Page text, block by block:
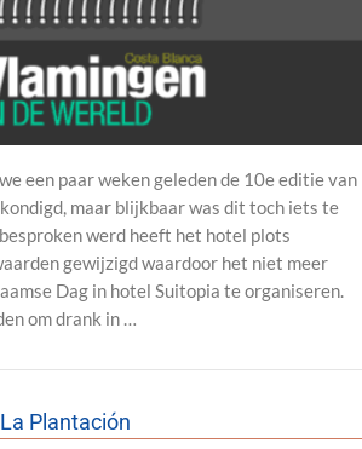
een paar weken geleden de 10e editie van
maar blijkbaar was dit toch iets te
werd heeft het hotel plots
gewijzigd waardoor het niet meer
Dag in hotel Suitopia te organiseren.
om drank in …
Plantación